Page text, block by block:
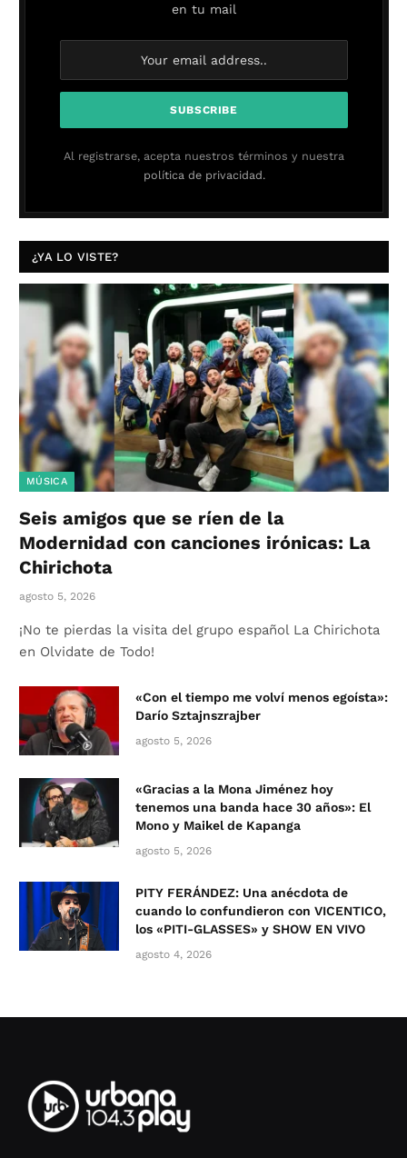
en tu mail
Al registrarse, acepta nuestros términos y nuestra
política de privacidad.
¿YA LO VISTE?
MÚSICA
Seis amigos que se ríen de la
Modernidad con canciones irónicas: La
Chirichota
agosto 5, 2026
¡No te pierdas la visita del grupo español La Chirichota
en Olvidate de Todo!
«Con el tiempo me volví menos egoísta»:
Darío Sztajnszrajber
agosto 5, 2026
«Gracias a la Mona Jiménez hoy
tenemos una banda hace 30 años»: El
Mono y Maikel de Kapanga
agosto 5, 2026
PITY FERÁNDEZ: Una anécdota de
cuando lo confundieron con VICENTICO,
los «PITI-GLASSES» y SHOW EN VIVO
agosto 4, 2026